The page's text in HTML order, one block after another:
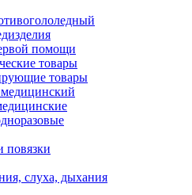
помощи
товары
товары
повязки
слуха, дыхания